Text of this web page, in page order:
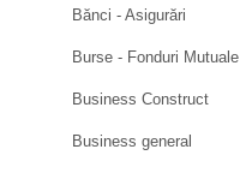
Bănci - Asigurări
Burse - Fonduri Mutuale
Business Construct
Business general